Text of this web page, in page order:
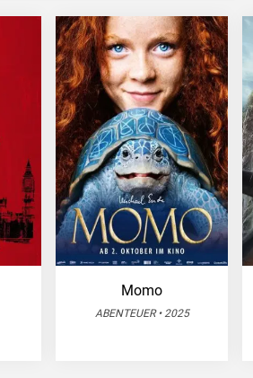
Momo
ABENTEUER • 2025